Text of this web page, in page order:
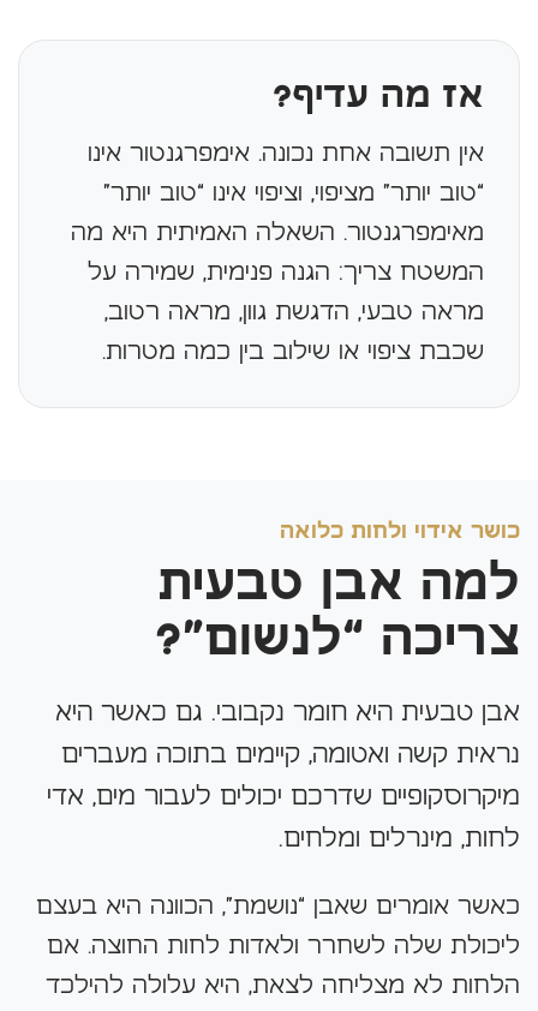
אז מה עדיף?
אין תשובה אחת נכונה. אימפרגנטור אינו
“טוב יותר” מציפוי, וציפוי אינו “טוב יותר”
מאימפרגנטור. השאלה האמיתית היא מה
המשטח צריך: הגנה פנימית, שמירה על
מראה טבעי, הדגשת גוון, מראה רטוב,
שכבת ציפוי או שילוב בין כמה מטרות.
כושר אידוי ולחות כלואה
למה אבן טבעית
צריכה “לנשום”?
אבן טבעית היא חומר נקבובי. גם כאשר היא
נראית קשה ואטומה, קיימים בתוכה מעברים
מיקרוסקופיים שדרכם יכולים לעבור מים, אדי
לחות, מינרלים ומלחים.
כאשר אומרים שאבן “נושמת”, הכוונה היא בעצם
ליכולת שלה לשחרר ולאדות לחות החוצה. אם
הלחות לא מצליחה לצאת, היא עלולה להילכד